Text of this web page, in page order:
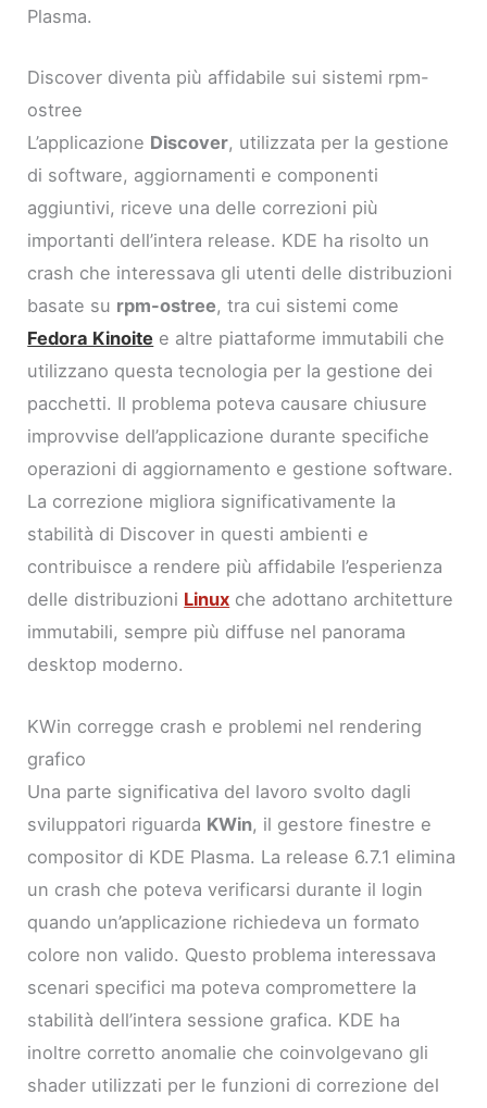
Plasma.
Discover diventa più affidabile sui sistemi rpm-
ostree
L’applicazione Discover, utilizzata per la gestione
di software, aggiornamenti e componenti
aggiuntivi, riceve una delle correzioni più
importanti dell’intera release. KDE ha risolto un
crash che interessava gli utenti delle distribuzioni
basate su rpm-ostree, tra cui sistemi come
Fedora Kinoite e altre piattaforme immutabili che
utilizzano questa tecnologia per la gestione dei
pacchetti. Il problema poteva causare chiusure
improvvise dell’applicazione durante specifiche
operazioni di aggiornamento e gestione software.
La correzione migliora significativamente la
stabilità di Discover in questi ambienti e
contribuisce a rendere più affidabile l’esperienza
delle distribuzioni Linux che adottano architetture
immutabili, sempre più diffuse nel panorama
desktop moderno.
KWin corregge crash e problemi nel rendering
grafico
Una parte significativa del lavoro svolto dagli
sviluppatori riguarda KWin, il gestore finestre e
compositor di KDE Plasma. La release 6.7.1 elimina
un crash che poteva verificarsi durante il login
quando un’applicazione richiedeva un formato
colore non valido. Questo problema interessava
scenari specifici ma poteva compromettere la
stabilità dell’intera sessione grafica. KDE ha
inoltre corretto anomalie che coinvolgevano gli
shader utilizzati per le funzioni di correzione del